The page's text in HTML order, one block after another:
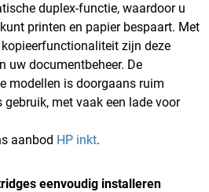
duplex-functie, waardoor u
printen en papier bespaart. Met
zijn deze
uw documentbeheer. De
modellen is doorgaans ruim
met vaak een lade voor
aanbod HP inkt.
eenvoudig installeren